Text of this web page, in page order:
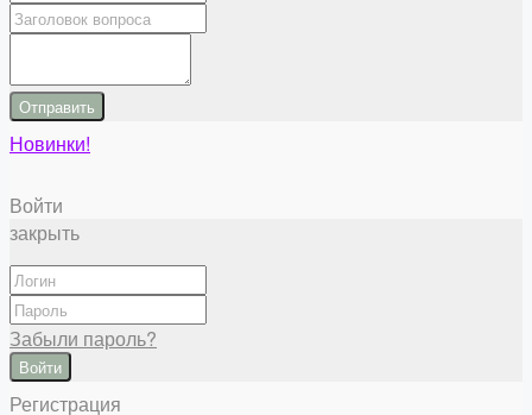
Отправить
Новинки!
Войти
закрыть
Забыли пароль?
Войти
Регистрация